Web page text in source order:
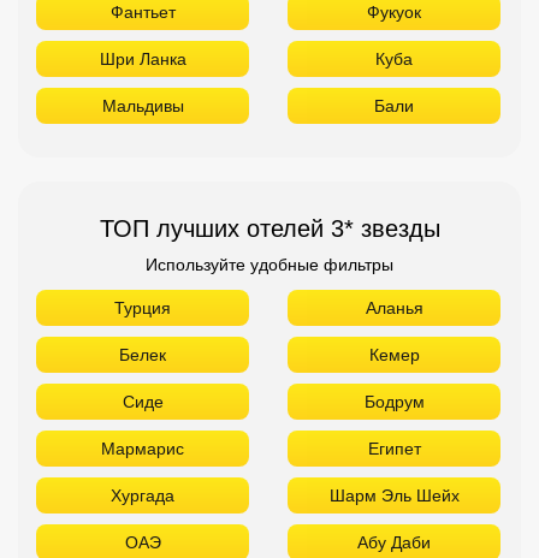
Фантьет Фукуок
Шри Ланка Куба
Мальдивы Бали
ТОП лучших отелей 3* звезды
Используйте удобные фильтры
Турция Аланья
Белек Кемер
Сиде Бодрум
Мармарис Египет
Хургада Шарм Эль Шейх
ОАЭ Абу Даби